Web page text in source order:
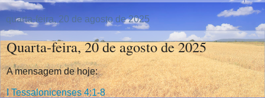
quarta-feira, 20 de agosto de 2025
Quarta-feira, 20 de agosto de 2025
A mensagem de hoje:
I Tessalonicenses 4:1-8